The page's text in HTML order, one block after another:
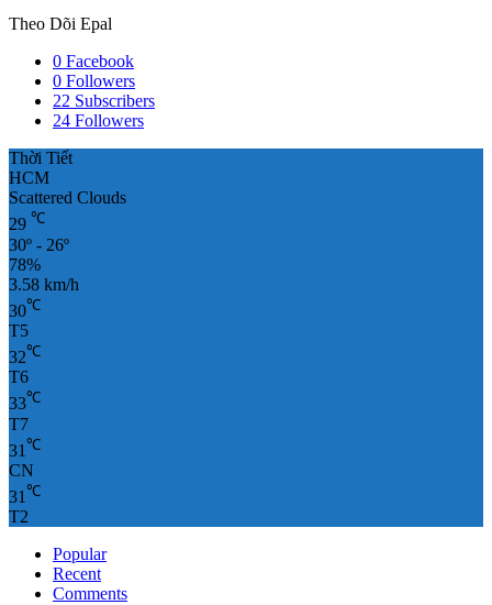
Theo Dõi Epal
0 Facebook
0 Followers
22 Subscribers
24 Followers
Thời Tiết
HCM
Scattered Clouds
29 ℃
30º - 26º
78%
3.58 km/h
30℃
T5
32℃
T6
33℃
T7
31 ℃
CN
31 ℃
T2
Popular
Recent
Comments